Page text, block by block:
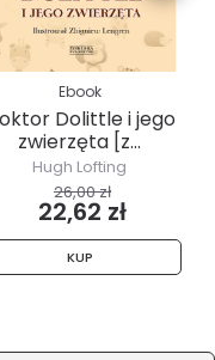
Ebook
Dolittle i jego
zwierzęta [z...
Hugh Lofting
26,00 zł
22,62 zł
KUP